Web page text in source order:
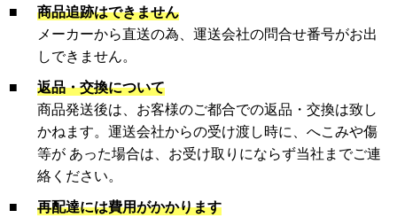
■
商品追跡はできません
メーカーから直送の為、運送会社の問合せ番号がお出
しできません。
■
返品・交換について
商品発送後は、お客様のご都合での返品・交換は致し
かねます。運送会社からの受け渡し時に、へこみや傷
等が あった場合は、お受け取りにならず当社までご連
絡ください。
■
再配達には費用がかかります